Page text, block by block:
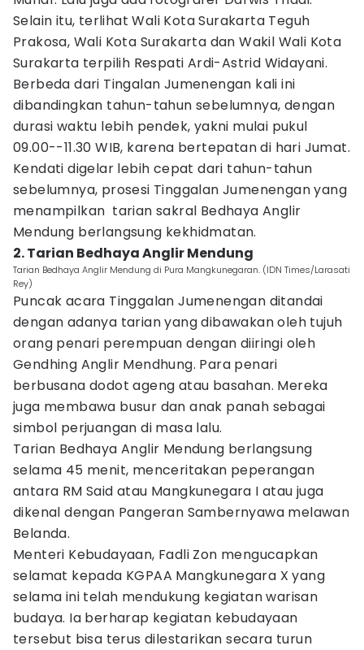
Selain itu, terlihat Wali Kota Surakarta Teguh
Prakosa, Wali Kota Surakarta dan Wakil Wali Kota
Surakarta terpilih Respati Ardi-Astrid Widayani.
Berbeda dari Tingalan Jumenengan kali ini
dibandingkan tahun-tahun sebelumnya, dengan
durasi waktu lebih pendek, yakni mulai pukul
09.00--11.30 WIB, karena bertepatan di hari Jumat.
Kendati digelar lebih cepat dari tahun-tahun
sebelumnya, prosesi Tinggalan Jumenengan yang
menampilkan tarian sakral Bedhaya Anglir
Mendung berlangsung kekhidmatan.
2. Tarian Bedhaya Anglir Mendung
Tarian Bedhaya Anglir Mendung di Pura Mangkunegaran. (IDN Times/Larasati
Rey)
Puncak acara Tinggalan Jumenengan ditandai
dengan adanya tarian yang dibawakan oleh tujuh
orang penari perempuan dengan diiringi oleh
Gendhing Anglir Mendhung. Para penari
berbusana dodot ageng atau basahan. Mereka
juga membawa busur dan anak panah sebagai
simbol perjuangan di masa lalu.
Tarian Bedhaya Anglir Mendung berlangsung
selama 45 menit, menceritakan peperangan
antara RM Said atau Mangkunegara I atau juga
dikenal dengan Pangeran Sambernyawa melawan
Belanda.
Menteri Kebudayaan, Fadli Zon mengucapkan
selamat kepada KGPAA Mangkunegara X yang
selama ini telah mendukung kegiatan warisan
budaya. Ia berharap kegiatan kebudayaan
tersebut bisa terus dilestarikan secara turun